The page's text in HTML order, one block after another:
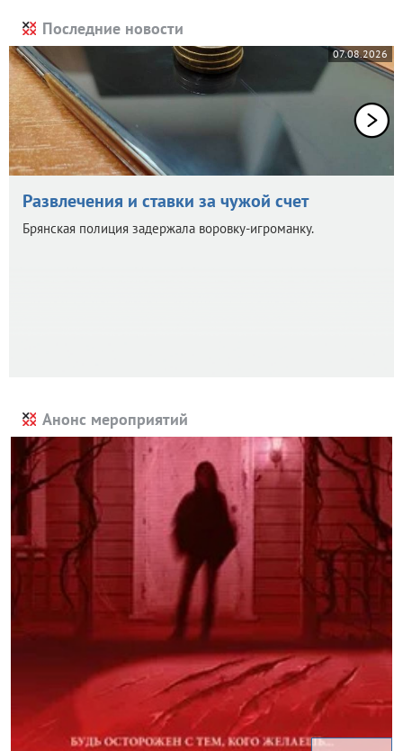
Последние новости
07.08.2026
Развлечения и ставки за чужой счет
Брянская полиция задержала воровку-игроманку.
Анонс мероприятий